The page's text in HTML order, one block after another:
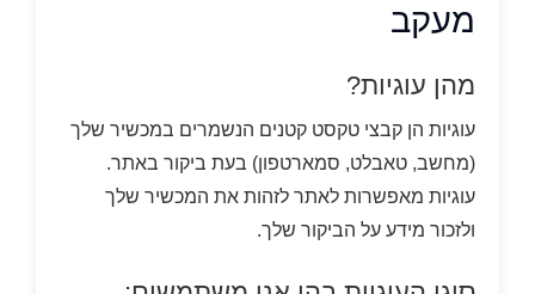
מעקב
מהן עוגיות?
עוגיות הן קבצי טקסט קטנים הנשמרים במכשיר שלך
(מחשב, טאבלט, סמארטפון) בעת ביקור באתר.
עוגיות מאפשרות לאתר לזהות את המכשיר שלך
ולזכור מידע על הביקור שלך.